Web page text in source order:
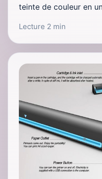
teinte de couleur en
Lecture 2 min